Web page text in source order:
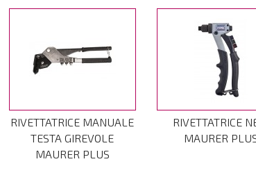
RIVETTATRICE MANUALE
TESTA GIREVOLE
MAURER PLUS
RIVETTATRICE
MAURER